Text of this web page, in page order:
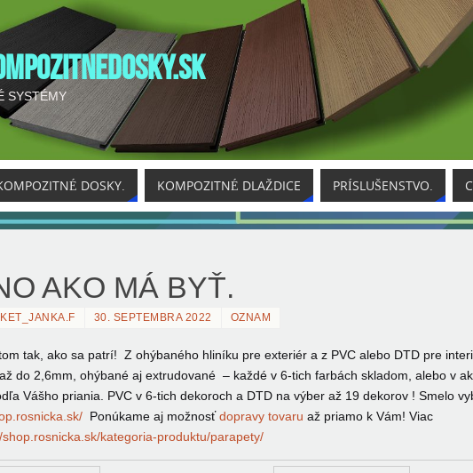
SYSTÉMY
DOSKY. KOMPOZITNÉ DLAŽDICE PRÍSLUŠENSTVO.
AKO MÁ BYŤ.
30. SEPTEMBRA 2022 OZNAM
tak, ako sa patrí! Z ohýbaného hliníku pre exteriér a z PVC alebo DTD pre
do 2,6mm, ohýbané aj extrudované – každé v 6-tich farbách skladom, alebo v
Vášho priania. PVC v 6-tich dekoroch a DTD na výber až 19 dekorov ! Smelo
Ponúkame aj možnosťdopravy tovaru až priamo k Vám! Viac
shop.rosnicka.sk/kategoria-produktu/parapety/